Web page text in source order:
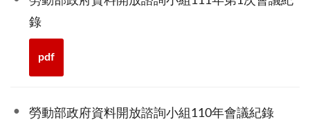
錄
pdf
勞動部政府資料開放諮詢小組110年會議紀錄